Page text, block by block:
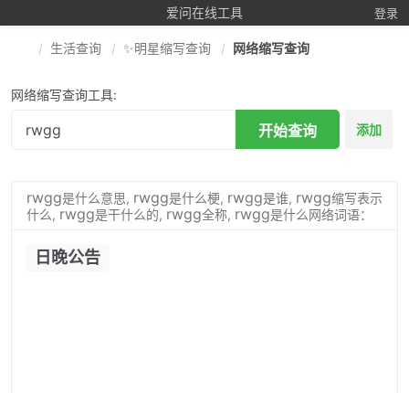
爱问在线工具 登录
生活查询 ✨明星缩写查询 网络缩写查询
网络缩写查询工具:
开始查询 添加
rwgg是什么意思, rwgg是什么梗, rwgg是谁, rwgg缩写表示
什么, rwgg是干什么的, rwgg全称, rwgg是什么网络词语：
日晚公告